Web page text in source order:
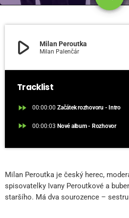
play_arrow Milan Peroutka
Milan Palenčár
Tracklist
fast_forward 00:00:00 Začátek rozhovoru - Intro
fast_forward 00:00:03 Nové album - Rozhovor
Milan Peroutka je český herec,
spisovatelky Ivany Peroutkové a
staršího. Má dva sourozence –